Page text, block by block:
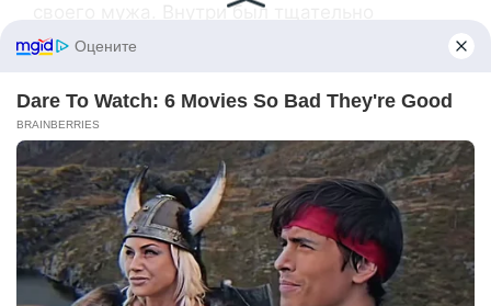
своего мужа. Внутри был тщательно
составленный досье: корпоративные отчеты
романтическими гостиничными
проживанием, поддельные ужины с
клиентами, списанные на компанию, и
неоспоримые, неопровержимые
доказательства неправомерного
использования служебных средств на их
роман.
Эстебан смотрел на конверт так, будто я